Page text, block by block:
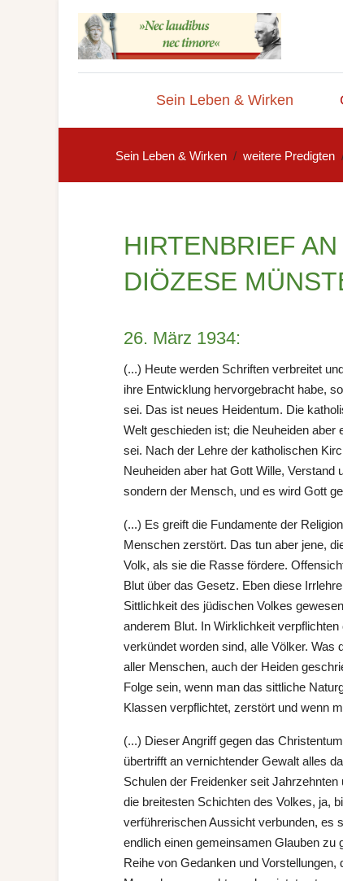
Sein Leben & Wirken
Sein Leben & Wirken weitere Predigten
HIRTENBRIEF
DIÖZESE
26. März 1934:
(...) Heute werden Schriften verbreitet
ihre Entwicklung hervorgebracht habe,
sei. Das ist neues Heidentum. Die
Welt geschieden ist; die Neuheiden
sei. Nach der Lehre der katholischen
Neuheiden aber hat Gott Wille,
sondern der Mensch, und es wird Gott
(...) Es greift die Fundamente der
Menschen zerstört. Das tun aber jene,
Volk, als sie die Rasse fördere.
Blut über das Gesetz. Eben diese
Sittlichkeit des jüdischen Volkes
anderem Blut. In Wirklichkeit
verkündet worden sind, alle Völker. Was
aller Menschen, auch der Heiden
Folge sein, wenn man das sittliche
Klassen verpflichtet, zerstört und wenn
(...) Dieser Angriff gegen das
übertrifft an vernichtender Gewalt alles
Schulen der Freidenker seit
die breitesten Schichten des Volkes, ja,
verführerischen Aussicht verbunden, es
endlich einen gemeinsamen Glauben
Reihe von Gedanken und